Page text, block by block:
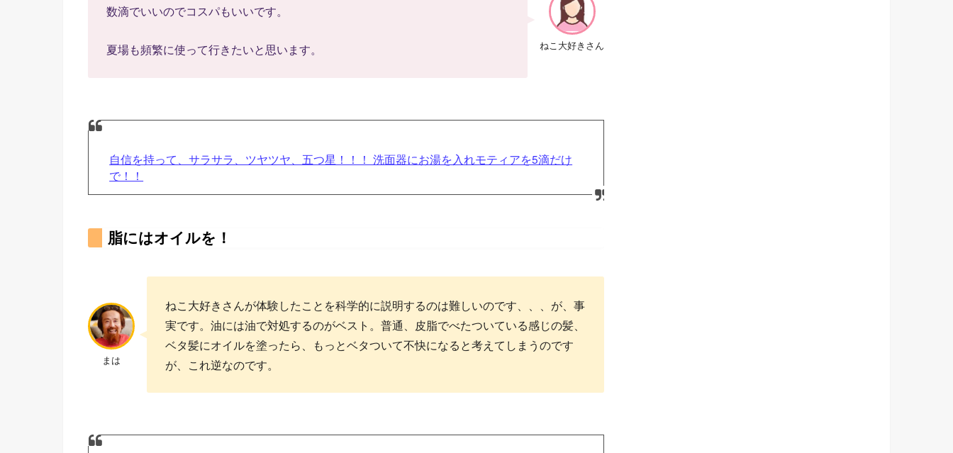
ねこ大好きさん
数滴でいいのでコスパもいいです。
夏場も頻繁に使って行きたいと思います。
自信を持って、サラサラ、ツヤツヤ、五つ星！！！ 洗面器にお湯を入れモティアを5滴だけ
で！！
脂にはオイルを！
まは
ねこ大好きさんが体験したことを科学的に説明するのは難しいのです、、、が、事
実です。油には油で対処するのがベスト。普通、皮脂でべたついている感じの髪、
ベタ髪にオイルを塗ったら、もっとベタついて不快になると考えてしまうのです
が、これ逆なのです。